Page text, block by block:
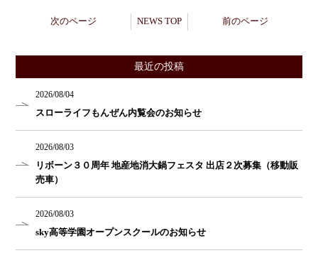
次のページ NEWS TOP 前のページ
最近の投稿
2026/08/04
スローライフもんぜん内覧会のお知らせ
2026/08/03
リボーン３０周年 地産地消大鍋フェスタ 出店２次募集（移動販
売車）
2026/08/03
sky高等学園オープンスクールのお知らせ